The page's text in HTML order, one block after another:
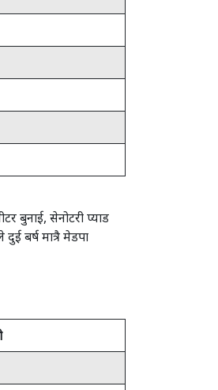
बुनाई, सेनोटरी प्याड
बर्ष मात्रै मेडपा